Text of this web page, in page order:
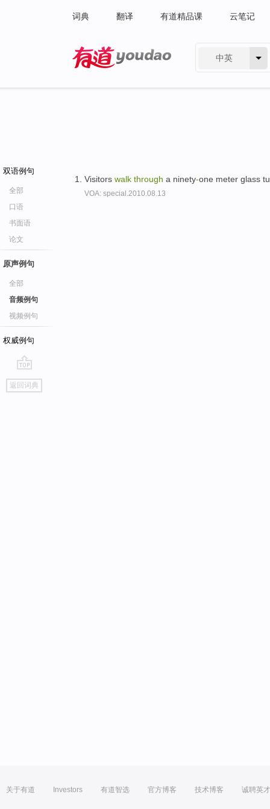
词典 翻译 有道精品课 云笔记
中英
双语例句
全部
口语
书面语
论文
原声例句
全部
音频例句
视频例句
权威例句
go
top
返回词典
Visitors walk through a ninety-one meter glass
VOA: special.2010.08.13
关于有道 Investors 有道智选 官方博客 技术博客 诚聘英才